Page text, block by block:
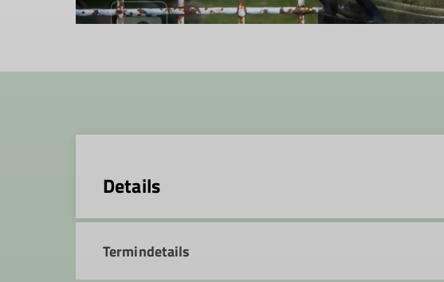
Details
Termindetails